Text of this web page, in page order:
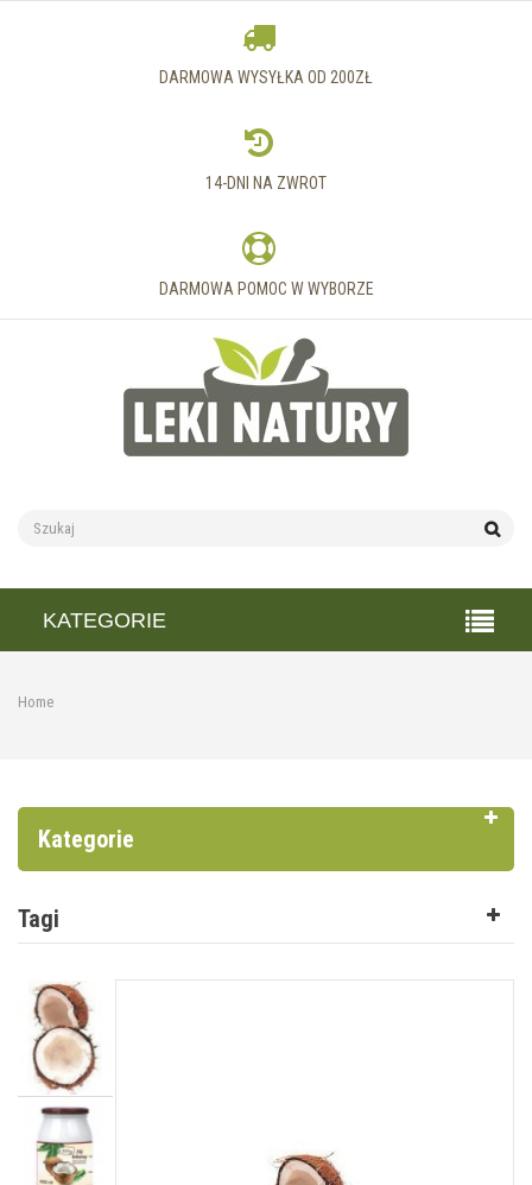
DARMOWA WYSYŁKA OD 200ZŁ
14-DNI NA ZWROT
DARMOWA POMOC W WYBORZE
KATEGORIE
Home
Kategorie
Tagi